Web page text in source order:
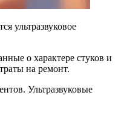
ультразвуковое
о характере стуков и
на ремонт.
Ультразвуковые